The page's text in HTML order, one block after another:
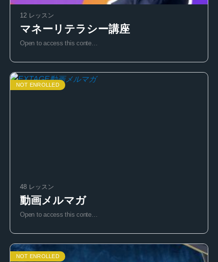
12 レッスン
マネーリテラシー講座
Open to access this conte…
NOT ENROLLED
48 レッスン
動画メルマガ
Open to access this conte…
NOT ENROLLED